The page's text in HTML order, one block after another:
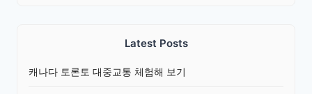
Latest Posts
캐나다 토론토 대중교통 체험해 보기